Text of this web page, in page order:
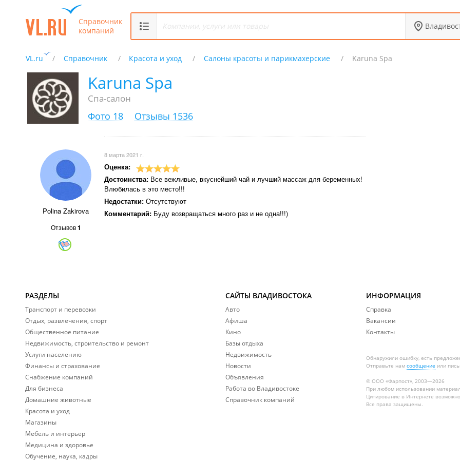
Справочник
компаний
VL.ru Справочник Красота и уход Салоны красоты и парикмахерские Karuna Spa
Karuna Spa
Спа-салон
Фото 18 Отзывы 1536
Polina Zakirova
Отзывов1
8 марта 2021 г.
Оценка:
Достоинства: Все вежливые, вкуснейший чай и лучший массаж для беременных!
Влюбилась в это место!!!
Недостатки: Отсутствуют
Комментарий: Буду возвращаться много раз и не одна!!!)
РАЗДЕЛЫ
Транспорт и перевозки
Отдых, развлечения, спорт
Общественное питание
Недвижимость, строительство и ремонт
Услуги населению
Финансы и страхование
Снабжение компаний
Для бизнеса
Домашние животные
Красота и уход
Магазины
Мебель и интерьер
Медицина и здоровье
Обучение, наука, кадры
САЙТЫ ВЛАДИВОСТОКА
Авто
Афиша
Кино
Базы отдыха
Недвижимость
Новости
Объявления
Работа во Владивостоке
Справочник компаний
ИНФОРМАЦИЯ
Справка
Вакансии
Контакты
Обнаружили ошибку, есть
Отправьте нам сообщение или
© ООО «Фарпост», 2003—2026
При любом использовании
Цитирование в Интернете
Все права защищены.